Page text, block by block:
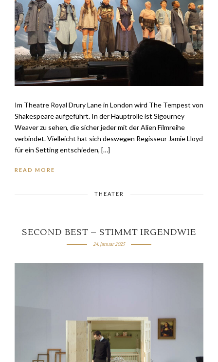
Im Theatre Royal Drury Lane in London wird The Tempest von
Shakespeare aufgeführt. In der Hauptrolle ist Sigourney
Weaver zu sehen, die sicher jeder mit der Alien Filmreihe
verbindet. Vielleicht hat sich deswegen Regisseur Jamie Lloyd
für ein Setting entschieden, […]
READ MORE
THEATER
SECOND BEST – STIMMT IRGENDWIE
24. Januar 2025